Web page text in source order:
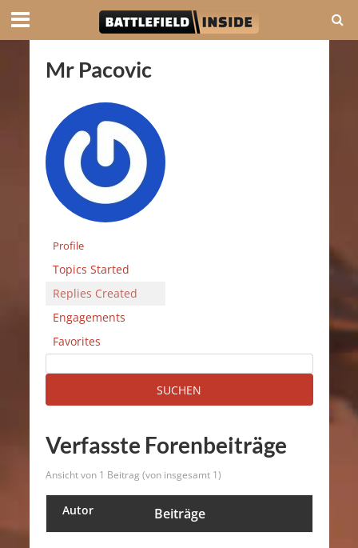
Mr Pacovic
Profile
Topics Started
Replies Created
Engagements
Favorites
Verfasste Forenbeiträge
Ansicht von 1 Beitrag (von insgesamt 1)
Autor Beiträge